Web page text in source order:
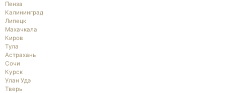
Пенза
Калининград
Липецк
Махачкала
Киров
Тула
Астрахань
Сочи
Курск
Улан Удэ
Тверь